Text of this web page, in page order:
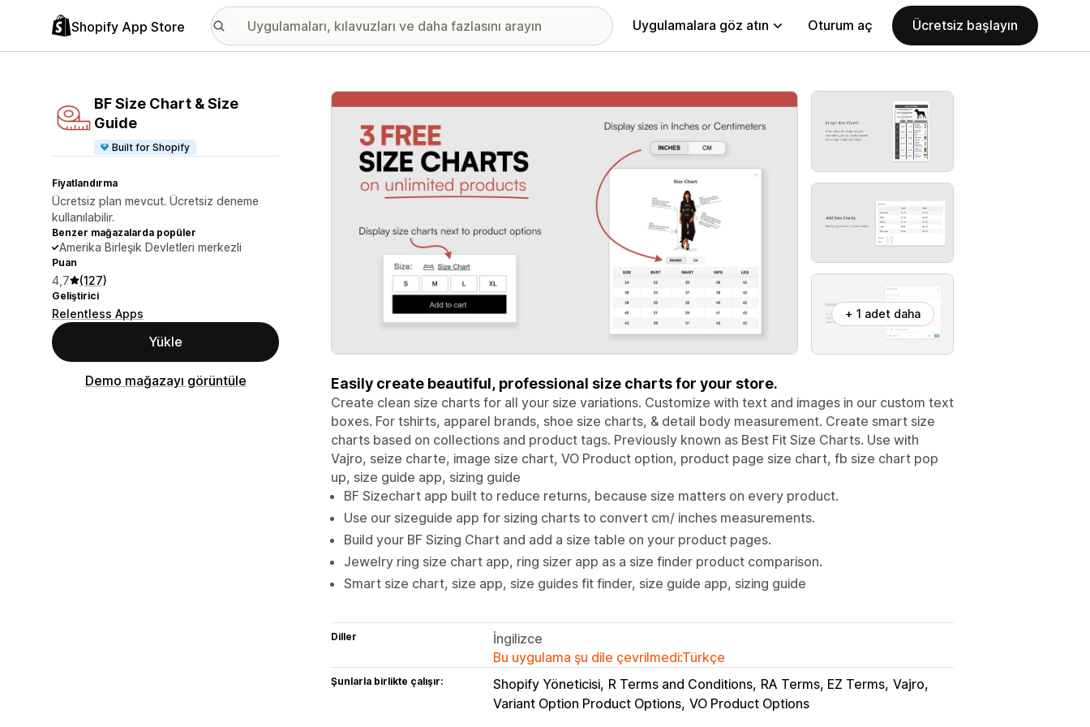
Shopify App Store Uygulamalara göz atın Oturum aç Ücretsiz başlayın
BF Size Chart & Size
Guide
Built for Shopify
Fiyatlandırma
Ücretsiz plan mevcut. Ücretsiz deneme
kullanılabilir.
Benzer mağazalarda popüler
Amerika Birleşik Devletleri merkezli
Puan
4,7 (127)
Geliştirici
Relentless Apps
Yükle
Demo mağazayı görüntüle
Öne çıkan görsel galerisi
+ 1 adet daha
Easily create beautiful, professional size charts for your store.
Create clean size charts for all your size variations. Customize with text and images in our custom text
boxes. For tshirts, apparel brands, shoe size charts, & detail body measurement. Create smart size
charts based on collections and product tags. Previously known as Best Fit Size Charts. Use with
Vajro, seize charte, image size chart, VO Product option, product page size chart, fb size chart pop
up, size guide app, sizing guide
BF Sizechart app built to reduce returns, because size matters on every product.
Use our sizeguide app for sizing charts to convert cm/ inches measurements.
Build your BF Sizing Chart and add a size table on your product pages.
Jewelry ring size chart app, ring sizer app as a size finder product comparison.
Smart size chart, size app, size guides fit finder, size guide app, sizing guide
Diller
İngilizce
Bu uygulama şu dile çevrilmedi:Türkçe
Şunlarla birlikte çalışır: Shopify Yöneticisi R Terms and Conditions RA Terms, EZ Terms Vajro
Variant Option Product Options VO Product Options